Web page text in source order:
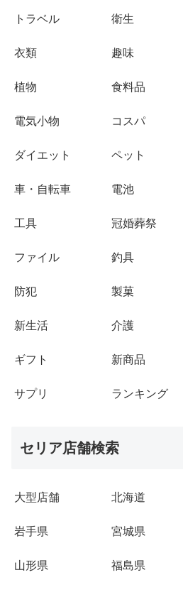
トラベル 衛生
衣類 趣味
植物 食料品
電気小物 コスパ
ダイエット ペット
車・自転車 電池
工具 冠婚葬祭
ファイル 釣具
防犯 製菓
新生活 介護
ギフト 新商品
サプリ ランキング
セリア店舗検索
大型店舗 北海道
岩手県 宮城県
山形県 福島県